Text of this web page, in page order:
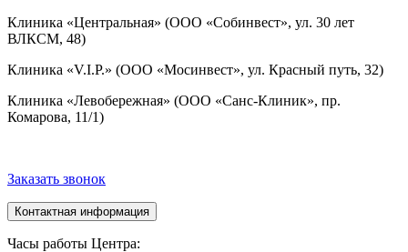
Клиника «Центральная» (ООО «Собинвест», ул. 30 лет
ВЛКСМ, 48)
Клиника «V.I.P.» (ООО «Мосинвест», ул. Красный путь, 32)
Клиника «Левобережная» (ООО «Санс-Клиник», пр.
Комарова, 11/1)
Заказать звонок
Контактная информация
Часы работы Центра: